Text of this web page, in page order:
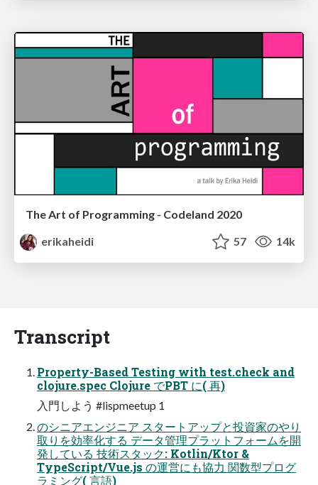
The Art of Programming - Codeland 2020
erikaheidi
57 14k
Transcript
Property-Based Testing with test.check and
clojure.spec Clojure でPBT に( 再)
入門しよう #lispmeetup 1
のシニアエンジニア スタートアップと投資家のやり
取りを効率化する データ管理プラットフォームを開
発している 技術スタック: Kotlin/Ktor &
TypeScript/Vue.js の運営にも協力 関数型プログ
ラミング( 言語)